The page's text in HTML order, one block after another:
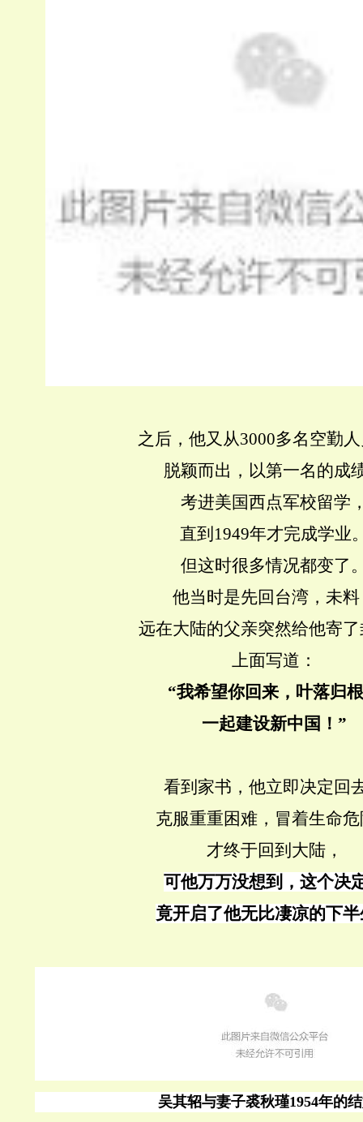
之后，他又从3000多名空勤
脱颖而出，以第一名的成
考进美国西点军校留学
直到1949年才完成学业
但这时很多情况都变了
他当时是先回台湾，未料
远在大陆的父亲突然给他寄
上面写道：
“我希望你回来，叶落归
一起建设新中国！”
看到家书，他立即决定回
克服重重困难，冒着生命
才终于回到大陆，
可他万万没想到，这个决
竟开启了他无比凄凉的下
吴其轺与妻子裘秋瑾1954年的